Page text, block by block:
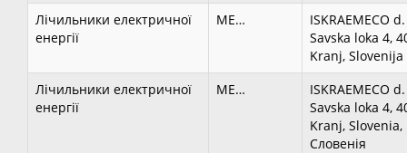
Лічильники електричної
енергії
ME…
ISKRAEMECO
Savska loka 4,
Kranj, Slovenija
Лічильники електричної
енергії
ME…
ISKRAEMECO
Savska loka 4,
Kranj, Slovenia,
Словенія